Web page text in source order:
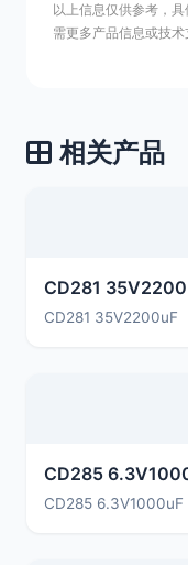
以上信息仅供参考，
需更多产品信息或技术
相关产品
CD281
CD281 35V2200uF
CD285
CD285 6.3V1000uF